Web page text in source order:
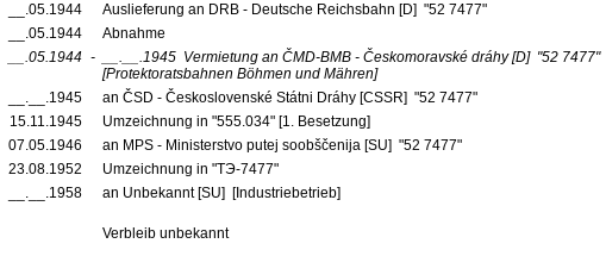
__.05.1944
Auslieferung an DRB - Deutsche Reichsbahn [D] "52 7477"
__.05.1944
Abnahme
__.05.1944 - __.__.1945 Vermietung an ČMD-BMB - Českomoravské dráhy [D] "52 7477"
[Protektoratsbahnen Böhmen und Mähren]
__.__.1945
an ČSD - Československé Státni Dráhy [CSSR] "52 7477"
15.11.1945
Umzeichnung in "555.034" [1. Besetzung]
07.05.1946
an MPS - Ministerstvo putej soobščenija [SU] "52 7477"
23.08.1952
Umzeichnung in "TЭ-7477"
__.__.1958
an Unbekannt [SU] [Industriebetrieb]
Verbleib unbekannt